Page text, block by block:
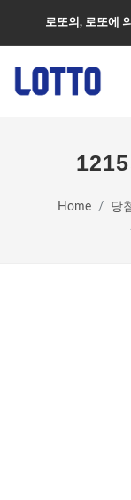
로또의, 로또에
Home 당